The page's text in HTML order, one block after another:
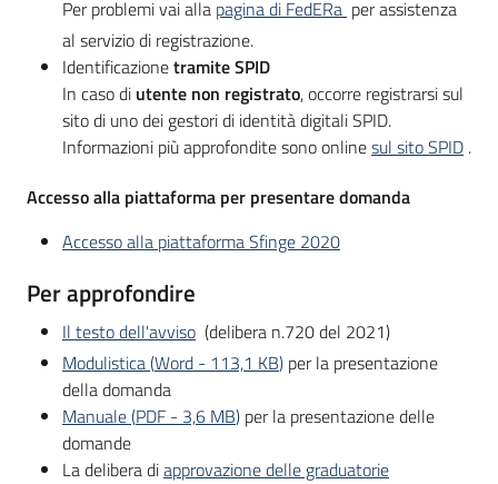
Per problemi vai alla pagina di FedERa per assistenza
al servizio di registrazione.
Identificazionetramite SPID
In caso di utente non registrato, occorre registrarsi sul
sito di uno dei gestori di identità digitali SPID.
Informazioni più approfondite sono onlinesul sito SPID .
Accesso alla piattaforma per presentare domanda
Accesso alla piattaforma Sfinge 2020
Per approfondire
Il testo dell'avviso (delibera n.720 del 2021)
Modulistica(Word - 113,1 KB) per la presentazione
della domanda
Manuale(PDF - 3,6 MB) per la presentazione delle
domande
La delibera diapprovazione delle graduatorie